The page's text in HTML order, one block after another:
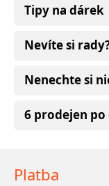
Tipy na dárek
Nevíte si
Nenechte si
6 prodejen po
Platba